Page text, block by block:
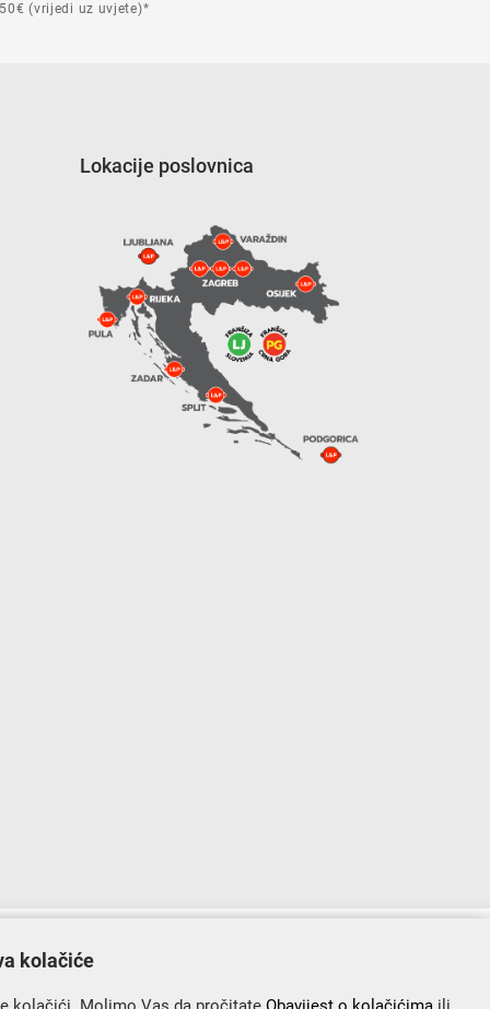
(vrijedi uz uvjete)*
Lokacije poslovnica
programa „Konkurentnost i kohezija”.
kolačiće